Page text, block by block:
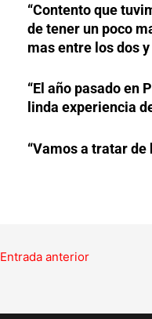
“Contento que
de tener un poco
mas entre los dos y
“El año pasado en
linda experiencia
“Vamos a tratar de
Entrada anterior